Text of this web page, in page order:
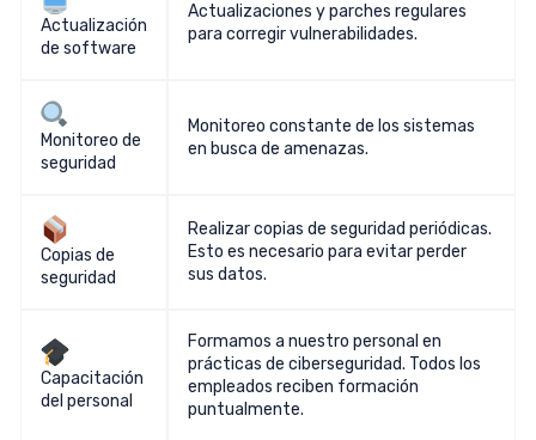
Actualización
de software
Actualizaciones y parches regulares
para corregir vulnerabilidades.
Monitoreo de
seguridad
Monitoreo constante de los sistemas
en busca de amenazas.
Copias de
seguridad
Realizar copias de seguridad periódicas.
Esto es necesario para evitar perder
sus datos.
Capacitación
del personal
Formamos a nuestro personal en
prácticas de ciberseguridad. Todos los
empleados reciben formación
puntualmente.